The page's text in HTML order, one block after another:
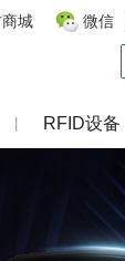
城 微信
RFID设备